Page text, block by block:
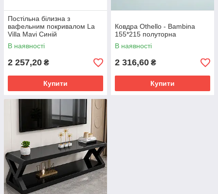
Постільна білизна з
вафельним покривалом La
Villa Mavi Синій
В наявності
2 257,20 ₴
Купити
Ковдра Othello - Bambina
155*215 полуторна
В наявності
2 316,60 ₴
Купити